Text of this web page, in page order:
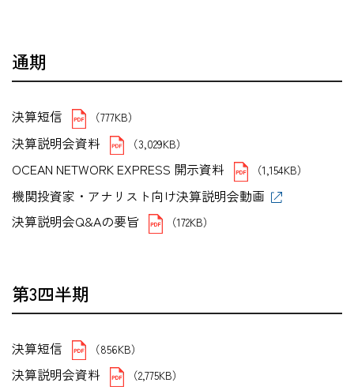
通期
決算短信 （777KB）
決算説明会資料 （3,029KB）
OCEAN NETWORK EXPRESS 開示資料 （1,154KB）
機関投資家・アナリスト向け決算説明会動画
決算説明会Q&Aの要旨
（172KB）
第3四半期
決算短信 （856KB）
決算説明会資料 （2,775KB）